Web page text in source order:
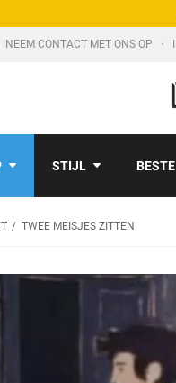
NEEM CONTACT MET ONS OP
STIJL BESTE
TWEE MEISJES ZITTEN